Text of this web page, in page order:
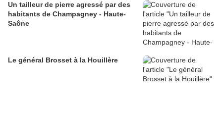
Un tailleur de pierre agressé par des
habitants de Champagney - Haute-
Saône
Le général Brosset à la Houillère